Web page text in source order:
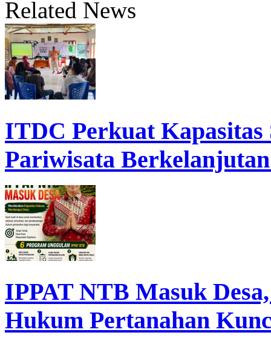
Related News
ITDC Perkuat
Pariwisata
IPPAT NTB Masuk
Hukum Pertanahan